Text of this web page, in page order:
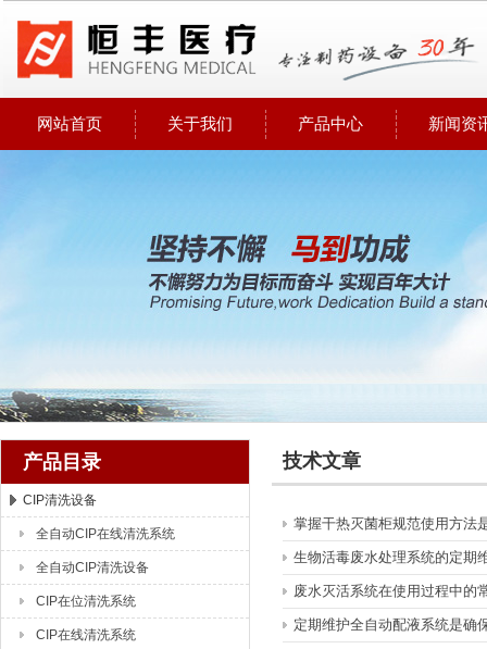
湖北恒丰医疗制药设备有限公司
网站首页 关于我们 产品中心 新闻资
产品目录
CIP清洗设备
全自动CIP在线清洗系统
全自动CIP清洗设备
CIP在位清洗系统
CIP在线清洗系统
技术文章
掌握干热灭菌柜规范使用方法
生物活毒废水处理系统的定期
废水灭活系统在使用过程中的
定期维护全自动配液系统是确